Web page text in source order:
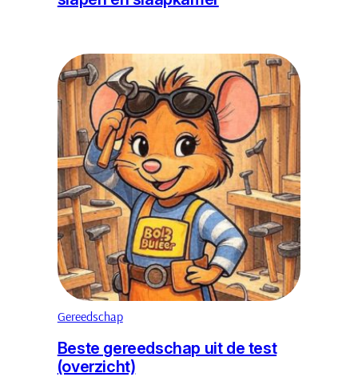
Gereedschap
Beste gereedschap uit de test
(overzicht)